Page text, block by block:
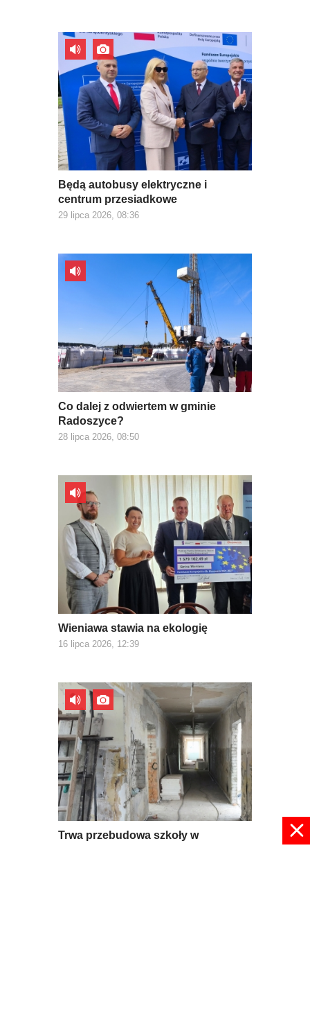
Będą autobusy elektryczne i
centrum przesiadkowe
29 lipca 2026, 08:36
Co dalej z odwiertem w gminie
Radoszyce?
28 lipca 2026, 08:50
Wieniawa stawia na ekologię
16 lipca 2026, 12:39
Trwa przebudowa szkoły w